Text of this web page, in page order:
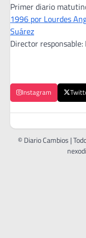
Primer diario
1996 por Lourdes
Suárez
Director
Instagram